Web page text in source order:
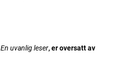
En uvanlig leser, er oversatt av